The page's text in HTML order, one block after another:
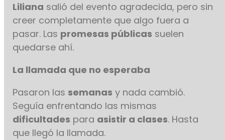
Liliana salió del evento agradecida, pero sin
creer completamente que algo fuera a
pasar. Las promesas públicas suelen
quedarse ahí.
La llamada que no esperaba
Pasaron las semanas y nada cambió.
Seguía enfrentando las mismas
dificultades para asistir a clases. Hasta
que llegó la llamada.